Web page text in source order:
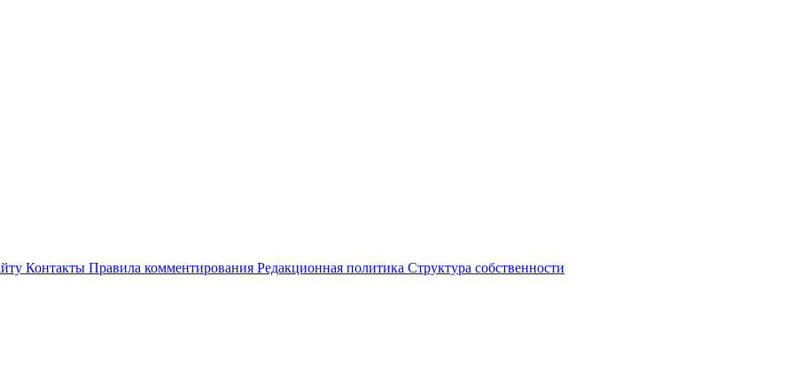
Контакты Правила комментирования Редакционная политика Структура собственности